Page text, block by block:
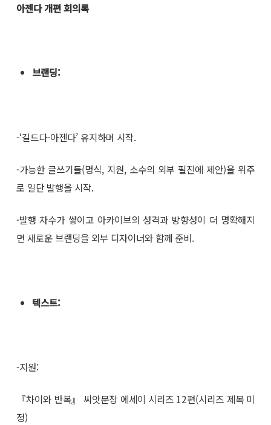
아젠다 개편 회의록
브랜딩:
-‘길드다-아젠다’ 유지하며 시작.
-가능한 글쓰기들(명식, 지원, 소수의 외부 필진에 제안)을 위주
로 일단 발행을 시작.
-발행 차수가 쌓이고 아카이브의 성격과 방향성이 더 명확해지
면 새로운 브랜딩을 외부 디자이너와 함께 준비.
텍스트:
-지원:
『차이와 반복』 씨앗문장 에세이 시리즈 12편(시리즈 제목 미
정)